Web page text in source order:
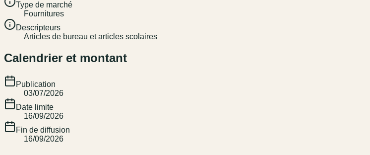
Type de marché
Fournitures
Descripteurs
Articles de bureau et articles scolaires
Calendrier et montant
Publication
03/07/2026
Date limite
16/09/2026
Fin de diffusion
16/09/2026